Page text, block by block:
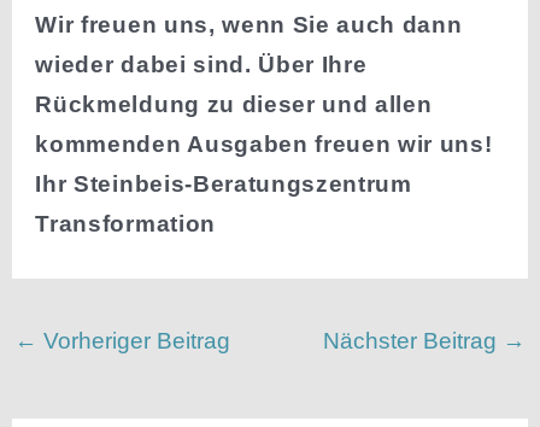
Wir freuen uns, wenn Sie auch dann
wieder dabei sind. Über Ihre
Rückmeldung zu dieser und allen
kommenden Ausgaben freuen wir uns!
Ihr Steinbeis-Beratungs­zentrum
Transformation
← Vorheriger Beitrag Nächster Beitrag →